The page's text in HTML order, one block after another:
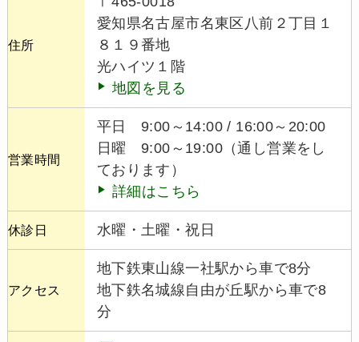
住所
愛知県名古屋市名東区八前２丁目１
８１９番地
光ハイツ１階
地図を見る
営業時間
平日 9:00～14:00 / 16:00～20:00
日曜 9:00～19:00（通し営業をし
ております）
詳細はこちら
休診日 水曜・土曜・祝日
アクセス
地下鉄東山線一社駅から車で8分
地下鉄名城線自由が丘駅から車で8
分